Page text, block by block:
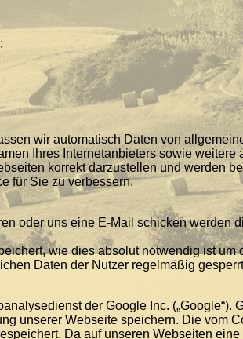
wir automatisch Daten von
Ihres Internetanbieters sowie
korrekt darzustellen und werden
für Sie zu verbessern.
oder uns eine E-Mail schicken werden
wie dies absolut notwendig ist
Daten der Nutzer regelmäßig
der Google Inc. („Google“).
unserer Webseite speichern. Die vom
Da auf unseren Webseiten